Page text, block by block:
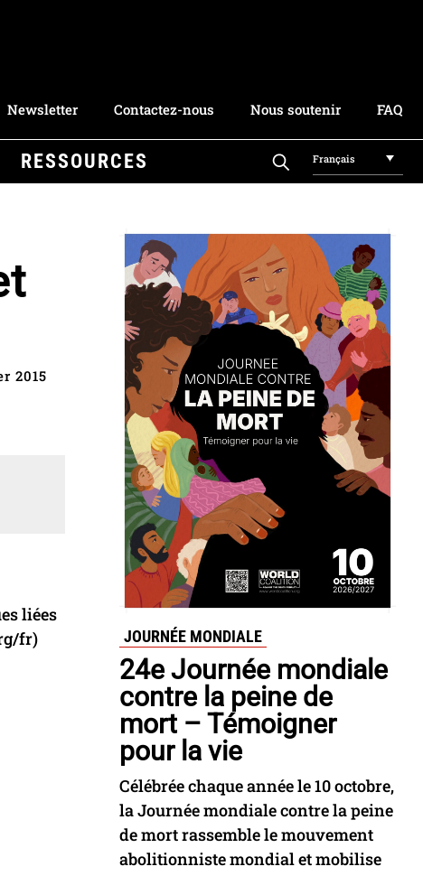
Newsletter Contactez-nous Nous soutenir FAQ
RESSOURCES Français
2015
liées
fr)
JOURNÉE MONDIALE
24e Journée mondiale
contre la peine de
mort – Témoigner
pour la vie
Célébrée chaque année le 10 octobre,
la Journée mondiale contre la peine
de mort rassemble le mouvement
abolitionniste mondial et mobilise